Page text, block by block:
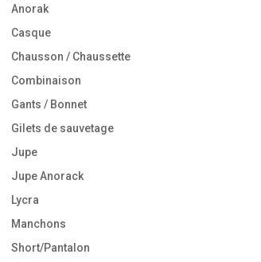
Anorak
Casque
Chausson / Chaussette
Combinaison
Gants / Bonnet
Gilets de sauvetage
Jupe
Jupe Anorack
Lycra
Manchons
Short/Pantalon